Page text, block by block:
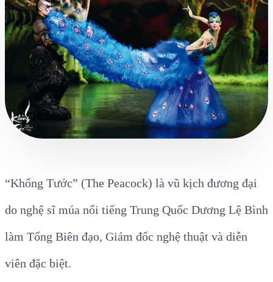
“Khổng Tước” (The Peacock) là vũ kịch đương đại
do nghệ sĩ múa nổi tiếng Trung Quốc Dương Lệ Bình
làm Tổng Biên đạo, Giám đốc nghệ thuật và diễn
viên đặc biệt.